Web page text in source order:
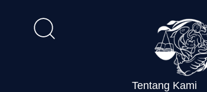
Tentang Kami